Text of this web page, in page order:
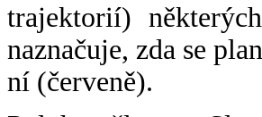
trajektorií)
naznačuje, zda se
ní (červeně).